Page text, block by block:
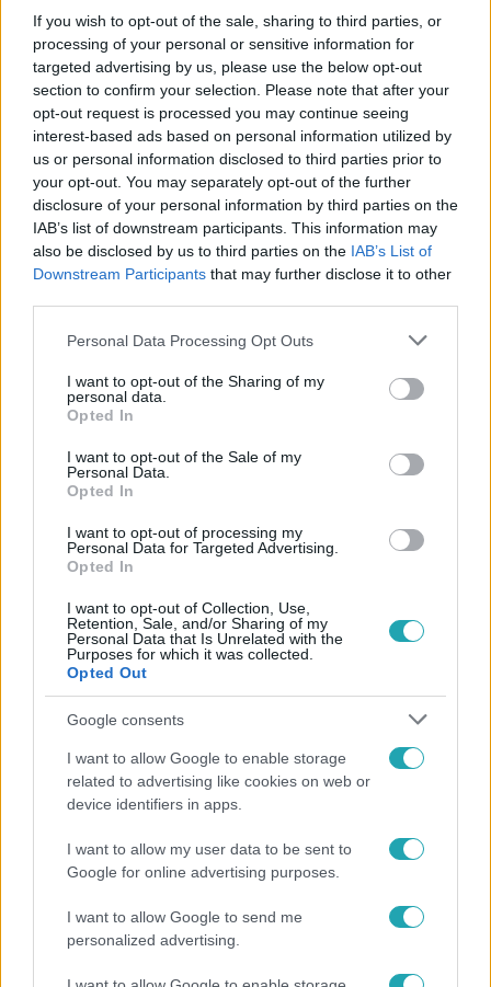
If you wish to opt-out of the sale, sharing to third parties, or
processing of your personal or sensitive information for
targeted advertising by us, please use the below opt-out
section to confirm your selection. Please note that after your
opt-out request is processed you may continue seeing
interest-based ads based on personal information utilized by
us or personal information disclosed to third parties prior to
your opt-out. You may separately opt-out of the further
disclosure of your personal information by third parties on the
IAB’s list of downstream participants. This information may
also be disclosed by us to third parties on the IAB’s List of
Downstream Participants that may further disclose it to other
Please note that this website/app uses one or more Google
not limited to your visit or usage behaviour. You may click to
grant or deny consent to Google and its third-party tags to
use your data for below specified purposes in below Google
consent section.
Personal Data Processing Opt Outs
I want to opt-out of the Sharing of my
personal data.
Opted In
I want to opt-out of the Sale of my
Personal Data.
Opted In
I want to opt-out of processing my
Personal Data for Targeted Advertising.
Opted In
I want to opt-out of Collection, Use,
Retention, Sale, and/or Sharing of my
Personal Data that Is Unrelated with the
Purposes for which it was collected.
Opted Out
Google consents
I want to allow Google to enable storage
related to advertising like cookies on web or
device identifiers in apps.
I want to allow my user data to be sent to
Google for online advertising purposes.
I want to allow Google to send me
personalized advertising.
Kövess minket, és értesülj a friss hírekről a
Facebookon is!
Követem
AZ ÁLOMMELÓ #ADÁSRÉSZLETEK AZ ÁLOMMELÓ
# 23. RÉSZ #ÖSSZEFOGLALÓ
KÁSA ESZTER
VESZEKEDÉS #BALOGH LEVENTE PÁLFI MÁRIÓ
SZABÓ GERGŐ
DR. KRASZNAI ISTVÁN #GOMBÁR BETTINA
Népszerű